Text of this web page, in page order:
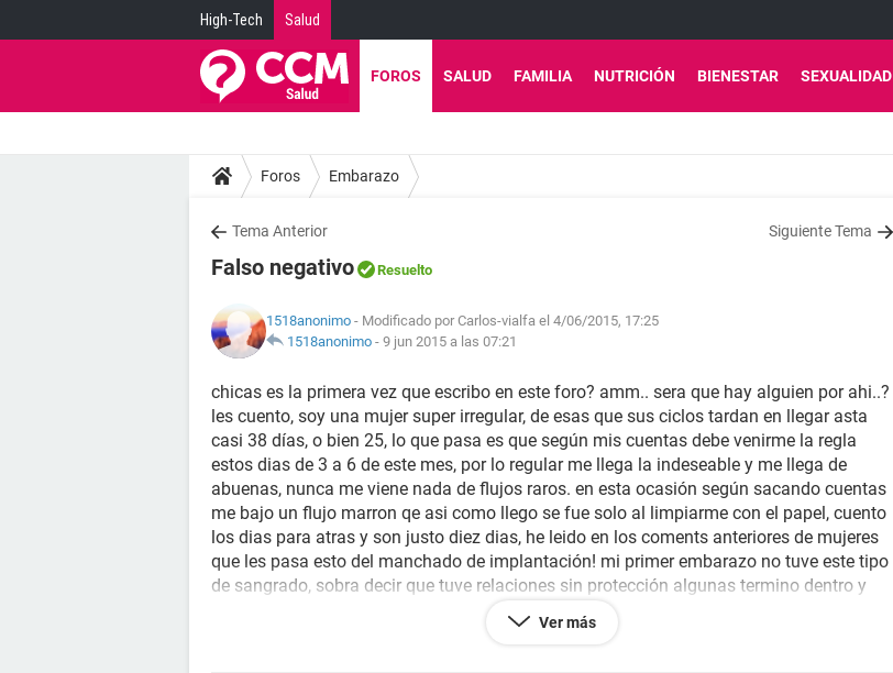
High-Tech Salud
FOROS SALUD FAMILIA NUTRICIÓN BIENESTAR SEXUALIDAD
Foros Embarazo
Tema Anterior Siguiente Tema
Falso negativo Resuelto
1518anonimo - Modificado por Carlos-vialfa el 4/06/2015, 17:25
1518anonimo - 9 jun 2015 a las 07:21
chicas es la primera vez que escribo en este foro? amm.. sera que hay alguien por ahi..?
les cuento, soy una mujer super irregular, de esas que sus ciclos tardan en llegar asta
casi 38 días, o bien 25, lo que pasa es que según mis cuentas debe venirme la regla
estos dias de 3 a 6 de este mes, por lo regular me llega la indeseable y me llega de
abuenas, nunca me viene nada de flujos raros. en esta ocasión según sacando cuentas
me bajo un flujo marron qe asi como llego se fue solo al limpiarme con el papel, cuento
los dias para atras y son justo diez dias, he leido en los coments anteriores de mujeres
que les pasa esto del manchado de implantación! mi primer embarazo no tuve este tipo
de sangrado, sobra decir que tuve relaciones sin protección algunas termino dentro y
ha pasado qué es un falso negativo? sera que me lo hice muy pronto? ustedes qué
Ver más